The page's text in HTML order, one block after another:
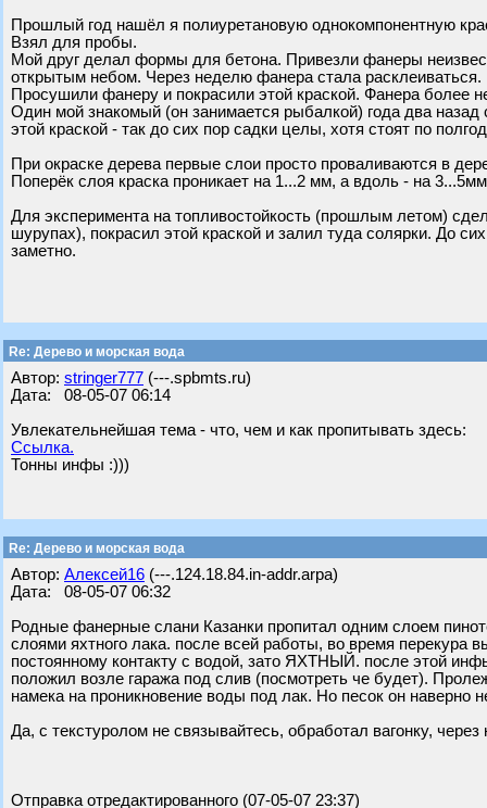
Прошлый год нашёл я полиуретановую однокомпонентную
Взял для пробы.
Мой друг делал формы для бетона. Привезли фанеры
открытым небом. Через неделю фанера стала расклеиваться.
Просушили фанеру и покрасили этой краской. Фанера более
Один мой знакомый (он занимается рыбалкой) года два
этой краской - так до сих пор садки целы, хотя стоят по
При окраске дерева первые слои просто проваливаются в
Поперёк слоя краска проникает на 1...2 мм, а вдоль - на
Для эксперимента на топливостойкость (прошлым летом)
шурупах), покрасил этой краской и залил туда солярки. До
заметно.
Re: Дерево и морская вода
Автор: stringer777 (---.spbmts.ru)
Дата: 08-05-07 06:14
Увлекательнейшая тема - что, чем и как пропитывать здесь:
Ссылка.
Тонны инфы :)))
Re: Дерево и морская вода
Автор: Алексей16 (---.124.18.84.in-addr.arpa)
Дата: 08-05-07 06:32
Родные фанерные слани Казанки пропитал одним слоем
слоями яхтного лака. после всей работы, во время перекура
постоянному контакту с водой, зато ЯХТНЫЙ. после этой
положил возле гаража под слив (посмотреть че будет).
намека на проникновение воды под лак. Но песок он наверно
Да, с текстуролом не связывайтесь, обработал вагонку,
Отправка отредактированного (07-05-07 23:37)